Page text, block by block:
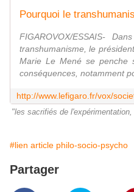
FIGAROVOX/ESSAIS-
transhumanisme, le
Marie Le Mené se penche
conséquences, notamment
"les sacrifiés de
#lien article philo-socio-psycho
Partager